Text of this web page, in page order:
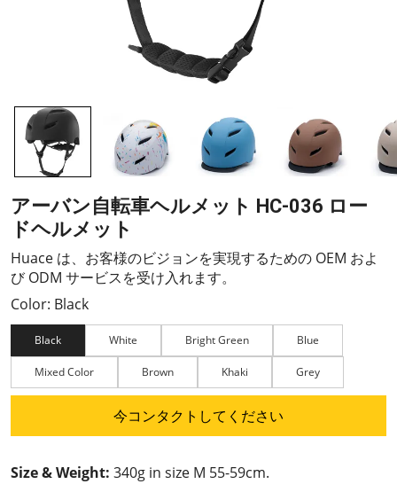
アーバン自転車ヘルメット HC-036 ロー
ドヘルメット
Huace は、お客様のビジョンを実現するための OEM およ
び ODM サービスを受け入れます。
Color: Black
Black White Bright Green Blue
Mixed Color Brown Khaki Grey
今コンタクトしてください
Size & Weight: 340g in size M 55-59cm.